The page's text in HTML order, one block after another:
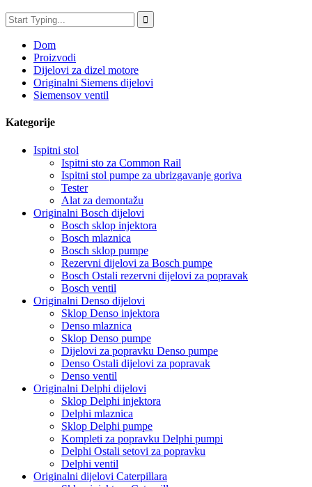
Dom
Proizvodi
Dijelovi za dizel motore
Originalni Siemens dijelovi
Siemensov ventil
Kategorije
Ispitni stol
Ispitni sto za Common Rail
Ispitni stol pumpe za ubrizgavanje goriva
Tester
Alat za demontažu
Originalni Bosch dijelovi
Bosch sklop injektora
Bosch mlaznica
Bosch sklop pumpe
Rezervni dijelovi za Bosch pumpe
Bosch Ostali rezervni dijelovi za popravak
Bosch ventil
Originalni Denso dijelovi
Sklop Denso injektora
Denso mlaznica
Sklop Denso pumpe
Dijelovi za popravku Denso pumpe
Denso Ostali dijelovi za popravak
Denso ventil
Originalni Delphi dijelovi
Sklop Delphi injektora
Delphi mlaznica
Sklop Delphi pumpe
Kompleti za popravku Delphi pumpi
Delphi Ostali setovi za popravku
Delphi ventil
Originalni dijelovi Caterpillara